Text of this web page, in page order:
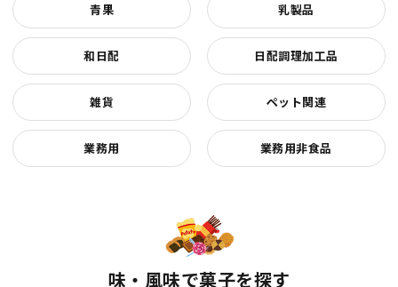
青果 乳製品
和日配 日配調理加工品
雑貨 ペット関連
業務用 業務用非食品
味・風味で菓子を探す